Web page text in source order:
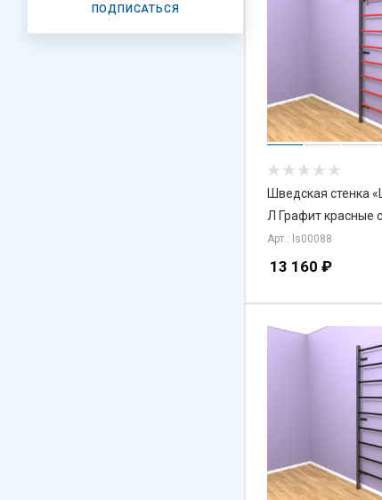
Шведская стенка
Л Графит красные
Арт.: ls00088
13 160 ₽
ПОДПИСАТЬСЯ